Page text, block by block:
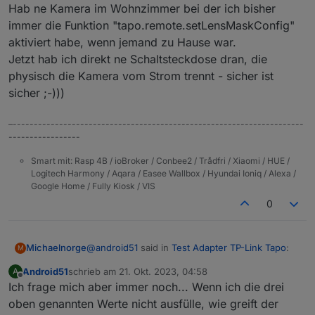
anschließend rein lokal verwenden kann, weil ich
Cloud zu sehen ist.
Aber ich habe da schon eine Idee, wie sich das
realisieren lässt.
Hab ne Kamera im Wohnzimmer bei der ich bisher
immer die Funktion "tapo.remote.setLensMaskConfig"
aktiviert habe, wenn jemand zu Hause war.
Jetzt hab ich direkt ne Schaltsteckdose dran, die
physisch die Kamera vom Strom trennt - sicher ist
sicher ;-)))
–---------------------------------------------------------------------
-----------------
Smart mit: Rasp 4B / ioBroker / Conbee2 / Trådfri / Xiaomi / HUE /
Logitech Harmony / Aqara / Easee Wallbox / Hyundai Ioniq / Alexa /
Google Home / Fully Kiosk / VIS
0
M Michaelnorge@android51 said in Test Adapter TP-Link Tapo:
Ich hatte mir nur vorgestellt, dass ich die
Kamera anschließend rein lokal verwenden
Ich hatte ebenfalls Bedenken (nicht seitens des
A
Offline
Android51schrieb am 21. Okt. 2023, 04:58
zuletzt editiert von
Ich frage mich aber immer noch... Wenn ich die drei
oben genannten Werte nicht ausfülle, wie greift der